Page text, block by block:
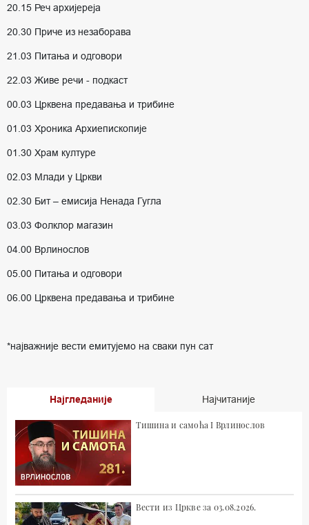
20.15 Реч архијереја
20.30 Приче из незаборава
21.03 Питања и одговори
22.03 Живе речи - подкаст
00.03 Црквена предавања и трибине
01.03 Хроника Архиепископије
01.30 Храм културе
02.03 Млади у Цркви
02.30 Бит – емисија Ненада Гугла
03.03 Фолклор магазин
04.00 Врлинослов
05.00 Питања и одговори
06.00 Црквена предавања и трибине
*најважније вести емитујемо на сваки пун сат
Најгледаније Најчитаније
Тишина и самоћа I Врлинослов
Вести из Цркве за 03.08.2026.